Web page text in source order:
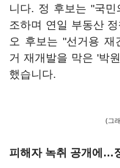
니다. 정 후보는 "국
조하며 연일 부동산
오 후보는 "선거용 재
거 재개발을 막은 '박
했습니다.
(그
피해자 녹취 공개에…